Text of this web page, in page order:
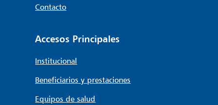
Contacto
Accesos Principales
Institucional
Beneficiarios y prestaciones
Equipos de salud